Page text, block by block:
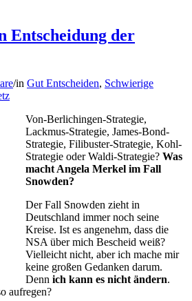
Entscheidung der
/in Gut Entscheiden, Schwierige
Von-Berlichingen-Strategie,
Lackmus-Strategie, James-Bond-
Strategie, Filibuster-Strategie, Kohl-
Strategie oder Waldi-Strategie? Was
macht Angela Merkel im Fall
Snowden?
Der Fall Snowden zieht in
Deutschland immer noch seine
Kreise. Ist es angenehm, dass die
NSA über mich Bescheid weiß?
Vielleicht nicht, aber ich mache mir
keine großen Gedanken darum.
Denn ich kann es nicht ändern.
aufregen?